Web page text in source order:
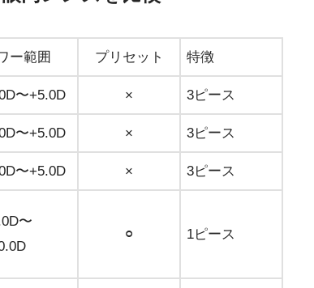
ー範囲 プリセット 特徴
〜+5.0D × 3ピース
〜+5.0D × 3ピース
〜+5.0D × 3ピース
〜
⚪︎ 1ピース